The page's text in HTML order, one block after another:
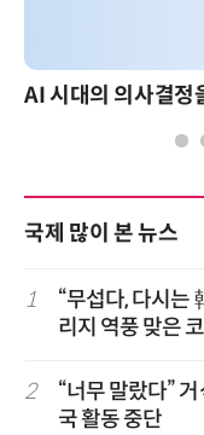
국제 많이 본 뉴스
1
“무섭다, 다시는
리지 역풍 맞은
2
“너무 말랐다”
국 활동 중단